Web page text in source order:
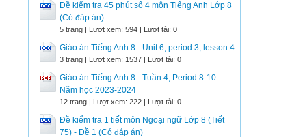
Đề kiểm tra 45 phút số 4 môn Tiếng Anh Lớp 8
(Có đáp án)
5 trang | Lượt xem: 594 | Lượt tải: 0
Giáo án Tiếng Anh 8 - Unit 6, period 3, lesson 4
3 trang | Lượt xem: 1537 | Lượt tải: 0
Giáo án Tiếng Anh 8 - Tuần 4, Period 8-10 -
Năm học 2023-2024
12 trang | Lượt xem: 222 | Lượt tải: 0
Đề kiểm tra 1 tiết môn Ngoại ngữ Lớp 8 (Tiết
75) - Đề 1 (Có đáp án)